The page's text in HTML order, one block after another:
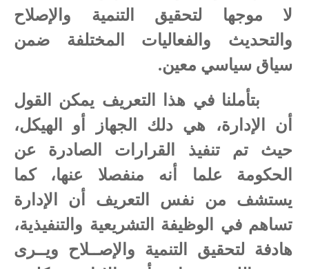
لا موجها لتحقيق التنمية والإصلاح
والتحديث والفعاليات المختلفة ضمن
سياق سياسي معين.
بتأملنا في هذا التعريف يمكن القول
أن الإدارة، هي دلك الجهاز أو الهيكل،
حيث تم تنفيذ القرارات الصادرة عن
الحكومة علما أنه منفصلا عنها، كما
يستشف من نفس التعريف أن الإدارة
تساهم في الوظيفة التشريعية والتنفيذية،
هادفة لتحقيق التنمية والإصــلاح ويــرى